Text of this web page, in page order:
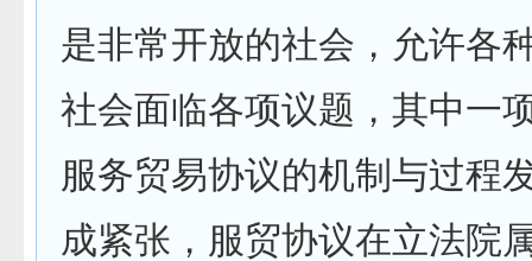
是非常开放的社会，允许各
社会面临各项议题，其中一
服务贸易协议的机制与过程
成紧张，服贸协议在立法院